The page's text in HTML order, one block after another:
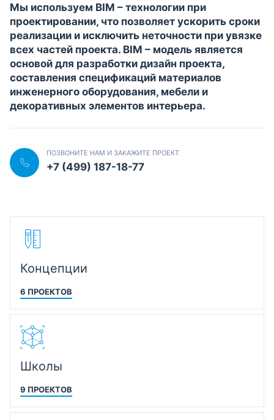
Мы используем BIM – технологии при
проектировании, что позволяет ускорить сроки
реализации и исключить неточности при увязке
всех частей проекта. BIM – модель является
основой для разработки дизайн проекта,
составления спецификаций материалов
инженерного оборудования, мебели и
декоративных элементов интерьера.
ПОЗВОНИТЕ НАМ И ЗАКАЖИТЕ ПРОЕКТ
+7 (499) 187-18-77
Концепции
6 ПРОЕКТОВ
Школы
9 ПРОЕКТОВ